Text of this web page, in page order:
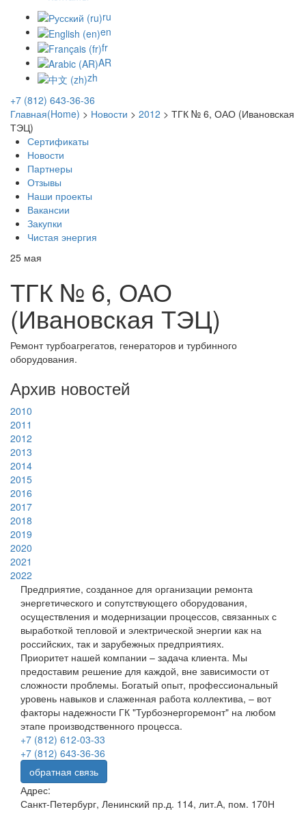
ru
en
fr
AR
zh
+7 (812) 643-36-36
Главная(Home) > Новости > 2012 > ТГК № 6, ОАО (Ивановская
ТЭЦ)
Сертификаты
Новости
Партнеры
Отзывы
Наши проекты
Вакансии
Закупки
Чистая энергия
25 мая
ТГК № 6, ОАО
(Ивановская ТЭЦ)
Ремонт турбоагрегатов, генераторов и турбинного
оборудования.
Архив новостей
2010
2011
2012
2013
2014
2015
2016
2017
2018
2019
2020
2021
2022
Предприятие, созданное для организации ремонта
энергетического и сопутствующего оборудования,
осуществления и модернизации процессов, связанных с
выработкой тепловой и электрической энергии как на
российских, так и зарубежных предприятиях.
Приоритет нашей компании – задача клиента. Мы
предоставим решение для каждой, вне зависимости от
сложности проблемы. Богатый опыт, профессиональный
уровень навыков и слаженная работа коллектива, – вот
факторы надежности ГК "Турбоэнергоремонт" на любом
этапе производственного процесса.
+7 (812) 612-03-33
+7 (812) 643-36-36
обратная связь
Адрес:
Санкт-Петербург, Ленинский пр.д. 114, лит.А, пом. 170Н